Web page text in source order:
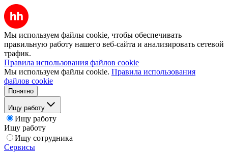
Мы используем файлы cookie, чтобы обеспечивать
правильную работу нашего веб-сайта и анализировать сетевой
трафик.
Правила использования файлов cookie
Мы используем файлы cookie. Правила использования
файлов cookie
Понятно
Ищу работу
Ищу работу
Ищу работу
Ищу сотрудника
Сервисы